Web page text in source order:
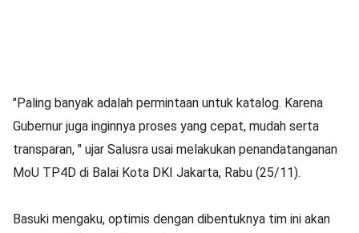
"Paling banyak adalah permintaan untuk katalog. Karena
Gubernur juga inginnya proses yang cepat, mudah serta
transparan, " ujar Salusra usai melakukan penandatanganan
MoU TP4D di Balai Kota DKI Jakarta, Rabu (25/11).
Basuki mengaku, optimis dengan dibentuknya tim ini akan